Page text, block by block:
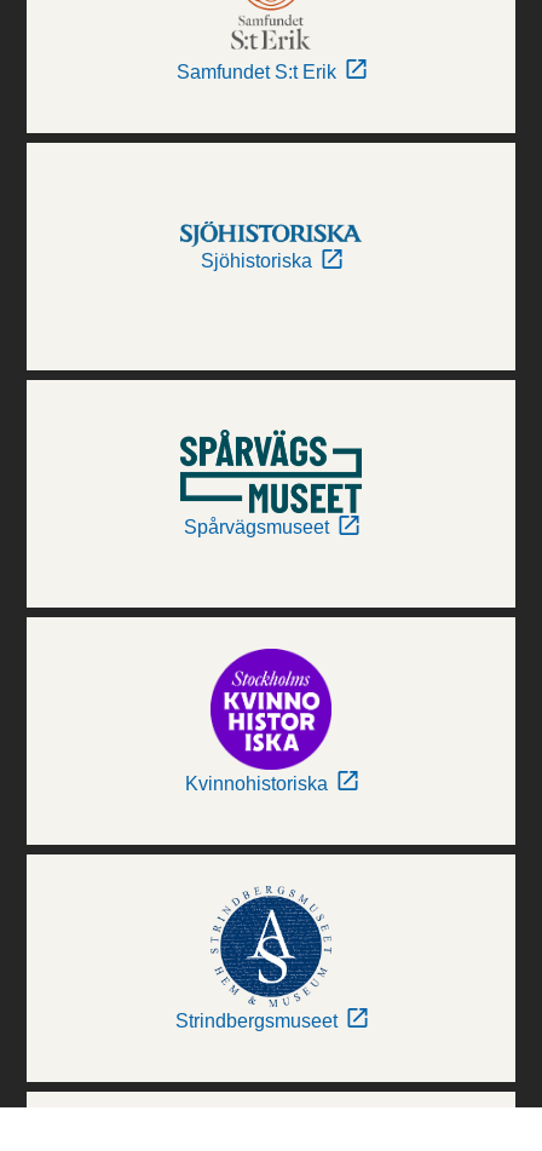
Samfundet S:t Erik
Sjöhistoriska
Spårvägsmuseet
Kvinnohistoriska
Strindbergsmuseet